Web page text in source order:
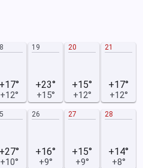
+17°
+12°
19
+23°
+15°
20
+15°
+12°
21
+17°
+12°
+27°
+10°
26
+16°
+9°
27
+15°
+9°
28
+14°
+8°